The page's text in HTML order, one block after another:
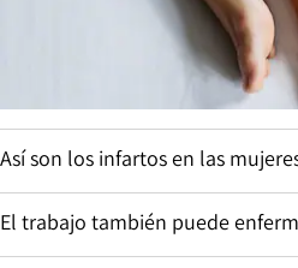
Así son los infartos en las
El trabajo también puede